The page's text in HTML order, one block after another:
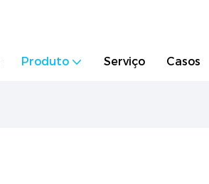
Produto Serviço Casos